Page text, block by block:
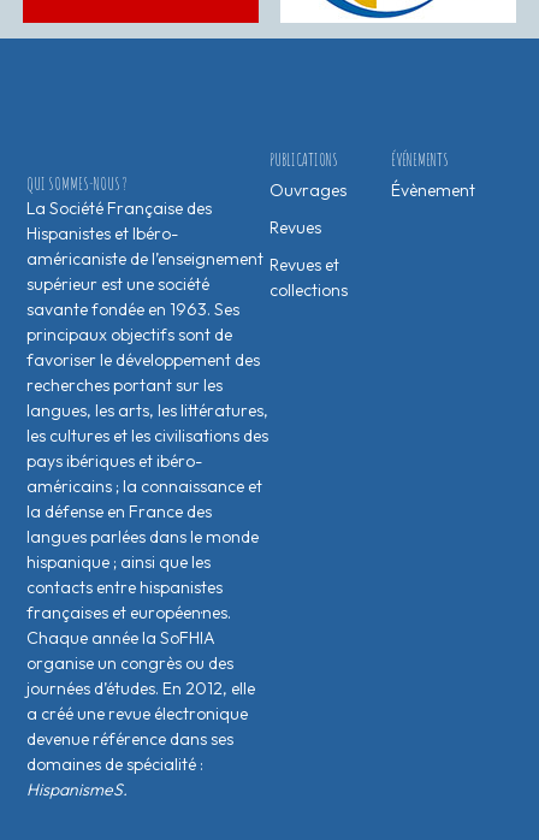
ÉVÉNEMENTS
Évènement
PUBLICATIONS
Ouvrages
Revues
Revues et
collections
QUI SOMMES-NOUS ?
La Société Française des
Hispanistes et Ibéro-
américaniste de l’enseignement
supérieur est une société
savante fondée en 1963. Ses
principaux objectifs sont de
favoriser le développement des
recherches portant sur les
langues, les arts, les littératures,
les cultures et les civilisations des
pays ibériques et ibéro-
américains ; la connaissance et
la défense en France des
langues parlées dans le monde
hispanique ; ainsi que les
contacts entre hispanistes
français·es et européen·nes.
Chaque année la SoFHIA
organise un congrès ou des
journées d’études. En 2012, elle
a créé une revue électronique
devenue référence dans ses
domaines de spécialité :
HispanismeS.